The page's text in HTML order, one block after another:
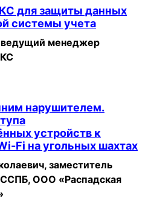
для защиты данных
системы учета
ведущий менеджер
нарушителем.
устройств к
Fi на угольных шахтах
заместитель
ССПБ, ООО «Распадская